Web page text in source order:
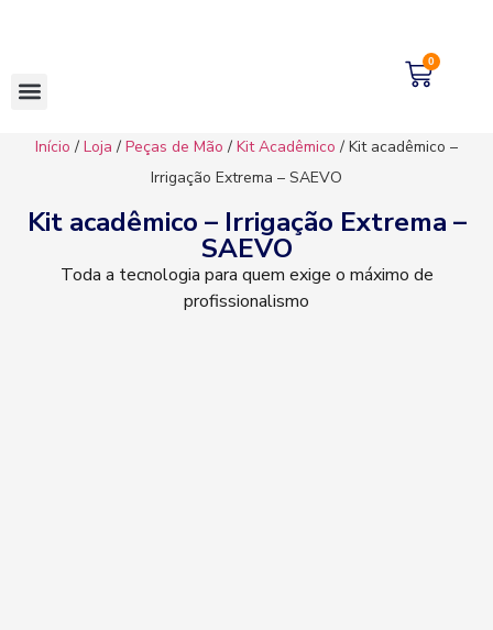
0
Início / Loja / Peças de Mão / Kit Acadêmico / Kit acadêmico –
Irrigação Extrema – SAEVO
Kit acadêmico – Irrigação Extrema –
SAEVO
Toda a tecnologia para quem exige o máximo de
profissionalismo